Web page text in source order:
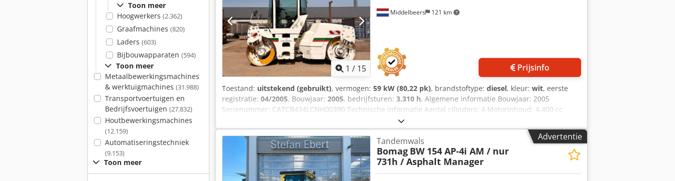
Toon meer
Hoogwerkers (2.362)
Graafmachines (820)
Laders (603)
Bijbouwapparaten (594)
Toon meer
Metaalbewerkingsmachines
& werktuigmachines (31.988)
Transportvoertuigen en
Bedrijfsvoertuigen (27.832)
Houtbewerkingsmachines
(12.159)
Automatiseringstechniek
(9.153)
Toon meer
1 / 15
Middelbeers 121 km
Prijsinfo
Toestand: uitstekend (gebruikt), vermogen: 59 kW (80,22 pk), brandstoftype: diesel, kleur: wit, eerste
registratie: 04/2005, Bouwjaar: 2005, bedrijfsturen: 3.310 h, Algemene informatie Bouwjaar: 2005
Serienummer: CATCB434LCNH00390 Technische informatie Aantal cilinders: 4 Motorinhoud: 4.400 cc
Aandrijving: Wiel Leeggewicht: 7.500 kg Functioneel Werkbreedte: 150 cm Staat Dsdpfjyzz E Rox Ahgock
Technische staat: zeer goed Optische staat: zeer goed Schade: geen Financiële informatie Prijs: Op
aanvraag Overige informatie Neem contact op met Ernst van Hek voor meer informatie.
Advertentie
Tandemwals
Bomag BW 154 AP-4i AM / nur
731h / Asphalt Manager